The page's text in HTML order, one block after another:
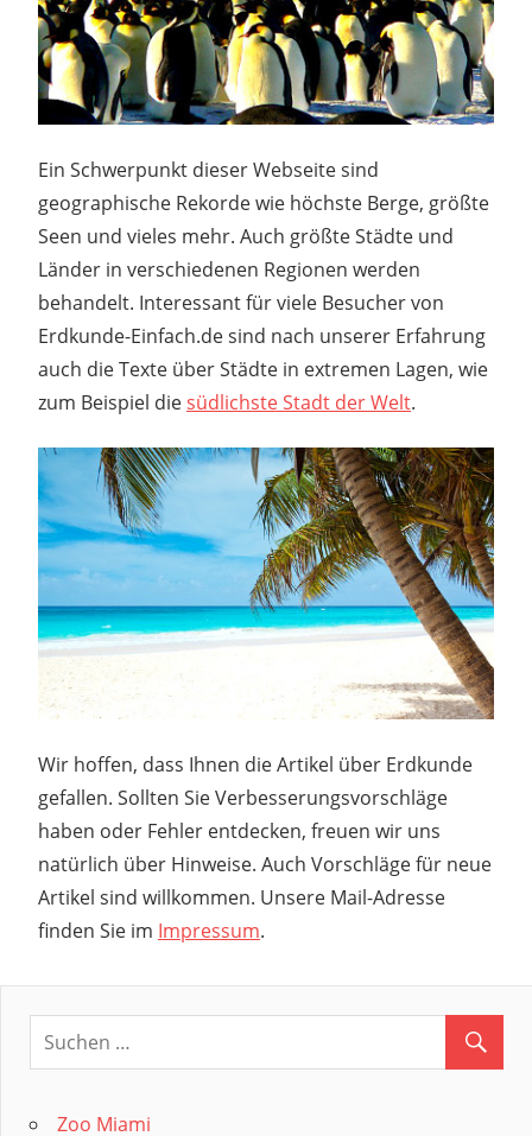
Ein Schwerpunkt dieser Webseite sind
geographische Rekorde wie höchste Berge, größte
Seen und vieles mehr. Auch größte Städte und
Länder in verschiedenen Regionen werden
behandelt. Interessant für viele Besucher von
Erdkunde-Einfach.de sind nach unserer Erfahrung
auch die Texte über Städte in extremen Lagen, wie
zum Beispiel diesüdlichste Stadt der Welt.
Wir hoffen, dass Ihnen die Artikel über Erdkunde
gefallen. Sollten Sie Verbesserungsvorschläge
haben oder Fehler entdecken, freuen wir uns
natürlich über Hinweise. Auch Vorschläge für neue
Artikel sind willkommen. Unsere Mail-Adresse
finden Sie im Impressum.
Zoo Miami